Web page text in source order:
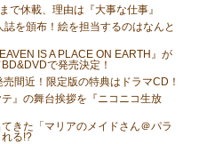
で休載、理由は『大事な仕事』
を頒布！絵を担当するのはなんと
IS A PLACE ON EARTH』が
で発売決定！
間近！限定版の特典はドラマCD！
』の舞台挨拶を『ニコニコ生放
きた「マリアのメイドさん＠パラ
る!?